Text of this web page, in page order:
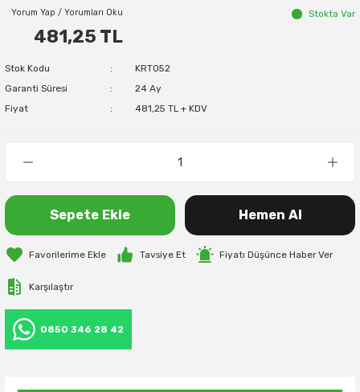
Yorum Yap / Yorumları Oku Stokta Var
481,25 TL
Stok Kodu
KRT052
Garanti Süresi
24 Ay
Fiyat
481,25 TL + KDV
Sepete Ekle Hemen Al
Tavsiye Et Fiyatı Düşünce Haber Ver
Karşılaştır
0850 346 28 42